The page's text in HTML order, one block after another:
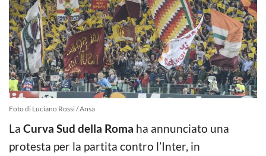
Foto di Luciano Rossi / Ansa
La Curva Sud della Roma ha annunciato una
protesta per la partita contro l’Inter, in